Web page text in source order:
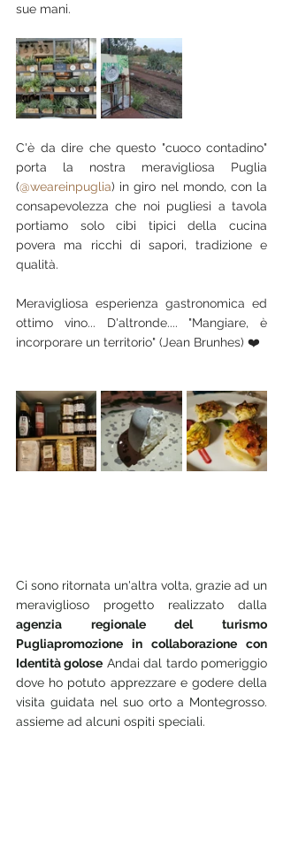
sue mani.
C'è da dire che questo "cuoco contadino"
porta la nostra meravigliosa Puglia
(@weareinpuglia) in giro nel mondo, con la
consapevolezza che noi pugliesi a tavola
portiamo solo cibi tipici della cucina
povera ma ricchi di sapori, tradizione e
qualità.
Meravigliosa esperienza gastronomica ed
ottimo vino... D'altronde.... "Mangiare, è
incorporare un territorio" (Jean Brunhes) ❤️
Ci sono ritornata un'altra volta, grazie ad un
agenzia regionale del turismo
Pugliapromozione in collaborazione con
Identità golose Andai dal tardo pomeriggio
dove ho potuto apprezzare e godere della
visita guidata nel suo orto a Montegrosso.
assieme ad alcuni ospiti speciali.